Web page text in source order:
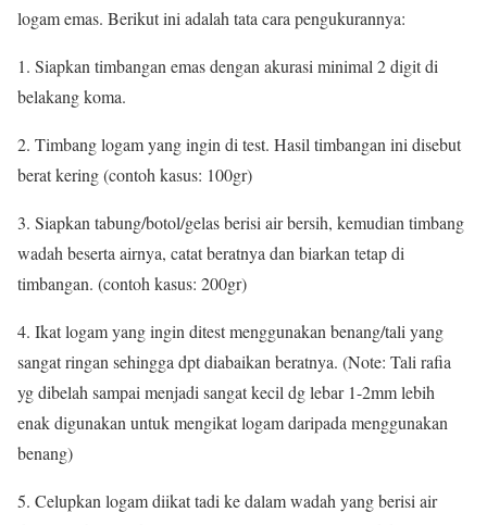
logam emas. Berikut ini adalah tata cara pengukurannya:
1. Siapkan timbangan emas dengan akurasi minimal 2 digit di
belakang koma.
2. Timbang logam yang ingin di test. Hasil timbangan ini disebut
berat kering (contoh kasus: 100gr)
3. Siapkan tabung/botol/gelas berisi air bersih, kemudian timbang
wadah beserta airnya, catat beratnya dan biarkan tetap di
timbangan. (contoh kasus: 200gr)
4. Ikat logam yang ingin ditest menggunakan benang/tali yang
sangat ringan sehingga dpt diabaikan beratnya. (Note: Tali rafia
yg dibelah sampai menjadi sangat kecil dg lebar 1-2mm lebih
enak digunakan untuk mengikat logam daripada menggunakan
benang)
5. Celupkan logam diikat tadi ke dalam wadah yang berisi air